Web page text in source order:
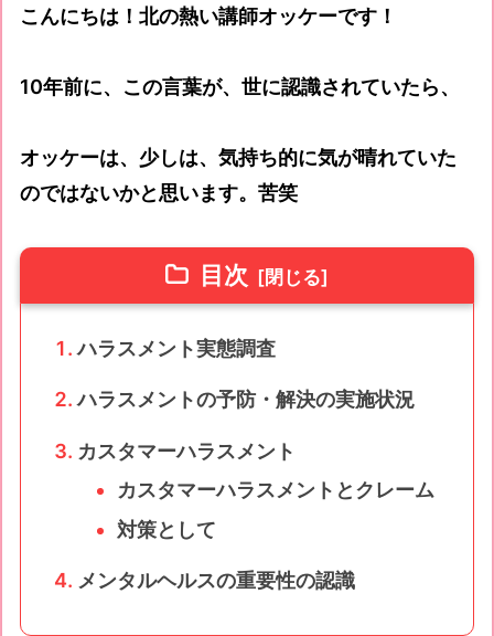
こんにちは！北の熱い講師オッケーです！
10年前に、この言葉が、世に認識されていたら、
オッケーは、少しは、気持ち的に気が晴れていた
のではないかと思います。苦笑
目次
ハラスメント実態調査
ハラスメントの予防・解決の実施状況
カスタマーハラスメント
カスタマーハラスメントとクレーム
対策として
メンタルヘルスの重要性の認識